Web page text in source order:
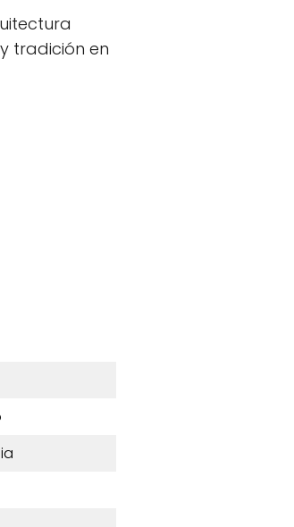
tradición en